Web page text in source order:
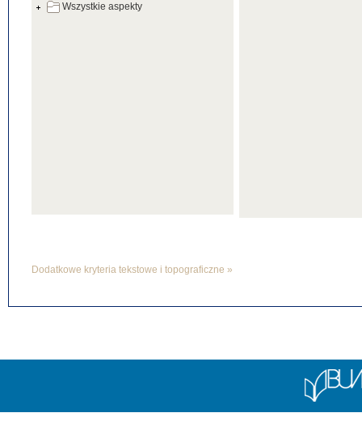
Wszystkie aspekty
Dodatkowe kryteria tekstowe i topograficzne »